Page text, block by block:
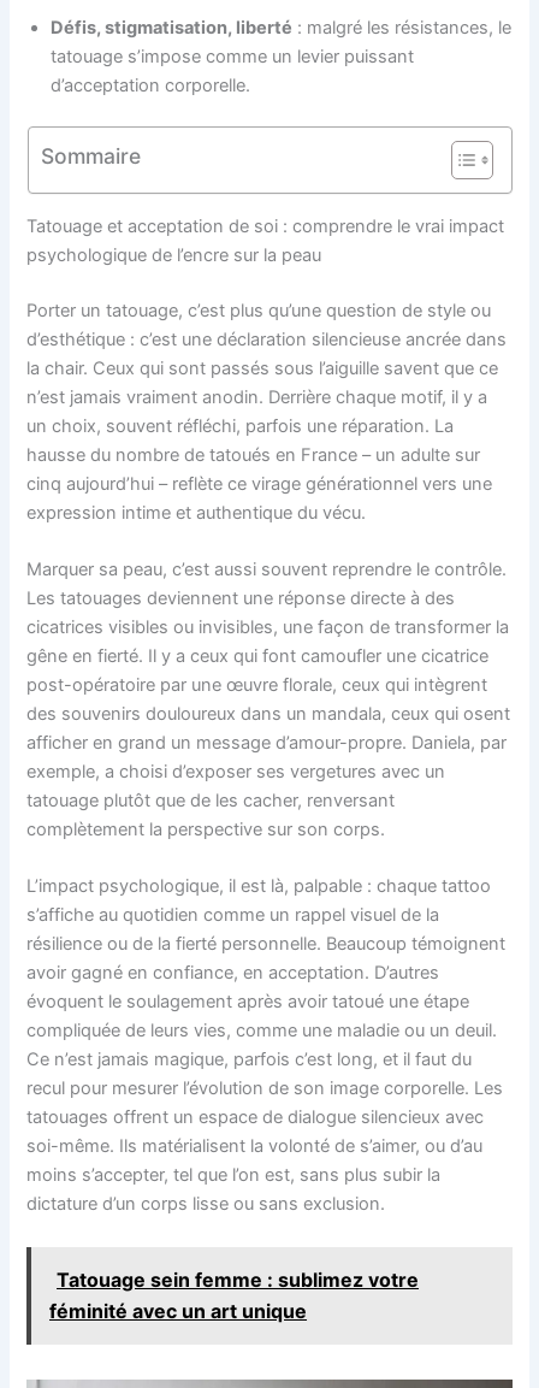
Défis, stigmatisation, liberté : malgré les résistances, le
tatouage s’impose comme un levier puissant
d’acceptation corporelle.
Sommaire
Tatouage et acceptation de soi : comprendre le vrai impact
psychologique de l’encre sur la peau
Porter un tatouage, c’est plus qu’une question de style ou
d’esthétique : c’est une déclaration silencieuse ancrée dans
la chair. Ceux qui sont passés sous l’aiguille savent que ce
n’est jamais vraiment anodin. Derrière chaque motif, il y a
un choix, souvent réfléchi, parfois une réparation. La
hausse du nombre de tatoués en France – un adulte sur
cinq aujourd’hui – reflète ce virage générationnel vers une
expression intime et authentique du vécu.
Marquer sa peau, c’est aussi souvent reprendre le contrôle.
Les tatouages deviennent une réponse directe à des
cicatrices visibles ou invisibles, une façon de transformer la
gêne en fierté. Il y a ceux qui font camoufler une cicatrice
post-opératoire par une œuvre florale, ceux qui intègrent
des souvenirs douloureux dans un mandala, ceux qui osent
afficher en grand un message d’amour-propre. Daniela, par
exemple, a choisi d’exposer ses vergetures avec un
tatouage plutôt que de les cacher, renversant
complètement la perspective sur son corps.
L’impact psychologique, il est là, palpable : chaque tattoo
s’affiche au quotidien comme un rappel visuel de la
résilience ou de la fierté personnelle. Beaucoup témoignent
avoir gagné en confiance, en acceptation. D’autres
évoquent le soulagement après avoir tatoué une étape
compliquée de leurs vies, comme une maladie ou un deuil.
Ce n’est jamais magique, parfois c’est long, et il faut du
recul pour mesurer l’évolution de son image corporelle. Les
tatouages offrent un espace de dialogue silencieux avec
soi-même. Ils matérialisent la volonté de s’aimer, ou d’au
moins s’accepter, tel que l’on est, sans plus subir la
dictature d’un corps lisse ou sans exclusion.
Tatouage sein femme : sublimez votre
féminité avec un art unique